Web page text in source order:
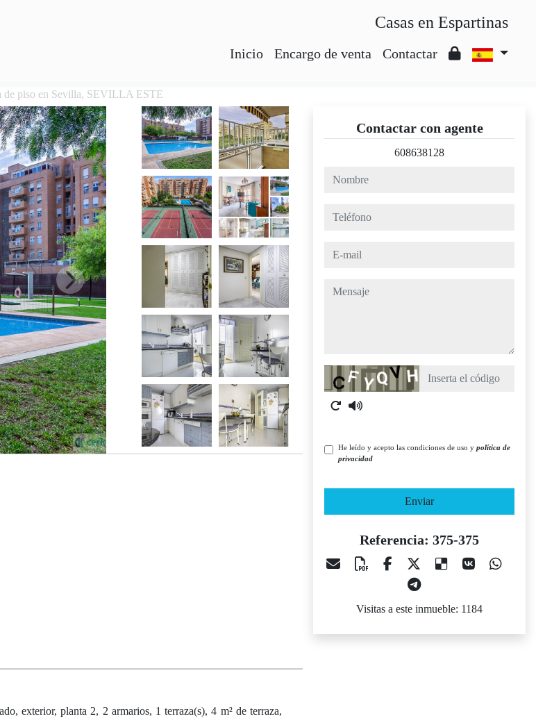
Casas en Espartinas
Inicio Encargo de venta Contactar
de piso en Sevilla, SEVILLA ESTE
exterior, planta 2, 2 armarios, 1 terraza(s), 4 m² de terraza,
Contactar con agente
608638128
nombre
teléfono
e-mail
mensaje
Captcha
He leído y acepto las condiciones de uso y política de
privacidad
Enviar
Referencia: 375-375
Visitas a este inmueble: 1184